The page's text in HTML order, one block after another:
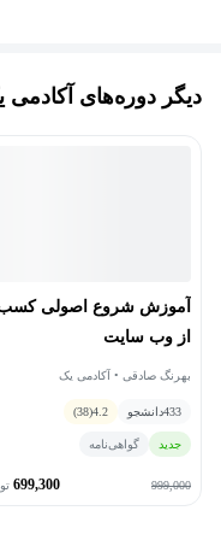
آموزش سئو بین‌المللی International SEO
هستند.
همچنین می‌فهمید چطور
باشد. هدف سئوی بین‌المللی
برند شما در هر کشوری که
دیگر دوره‌های آکادمی
آموزش شروع اصولی کسب
از وب‌ سایت
بهرنگ صادقی • آکادمی یک
433دانشجو 4.2
(38)
جدید گواهی‌نامه
999,000
699,300